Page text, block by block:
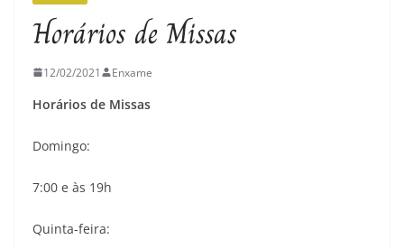
Horários de Missas
12/02/2021 Enxame
Horários de Missas
Domingo:
7:00 e às 19h
Quinta-feira: